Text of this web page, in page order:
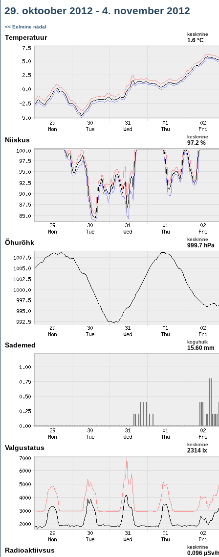
29. oktoober 2012 - 4. november 2012
<< Eelmine nädal
Temperatuur keskmine
1.6 °C
Niiskus keskmine
97.2 %
Õhurõhk keskmine
999.7 hPa
Sademed koguhulk
15.60 mm
Valgustatus keskmine
2314 lx
Radioaktiivsus keskmine
0.096 µSv/h